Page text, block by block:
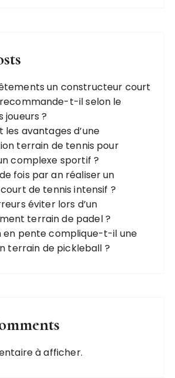
un constructeur court
t-il selon le
joueurs ?
les avantages d’une
terrain de tennis pour
complexe sportif ?
fois par an réaliser un
de tennis intensif ?
éviter lors d’un
terrain de padel ?
en pente complique-t-il une
terrain de pickleball ?
à afficher.